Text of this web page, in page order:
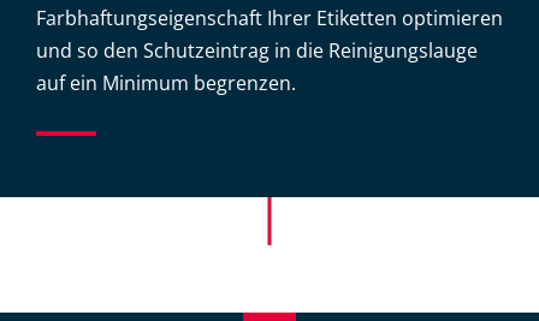
Farbhaftungseigenschaft Ihrer Etiketten optimieren
und so den Schutzeintrag in die Reinigungslauge
auf ein Minimum begrenzen.